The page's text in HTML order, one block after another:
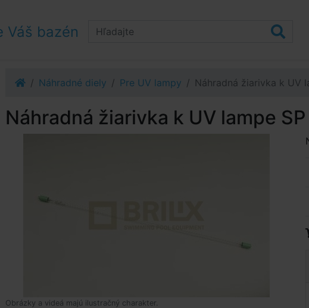
Váš bazén
Náhradné diely Pre UV lampy Náhradná žiarivka k UV
Náhradná žiarivka k UV lampe
Obrázky a videá majú ilustračný charakter.